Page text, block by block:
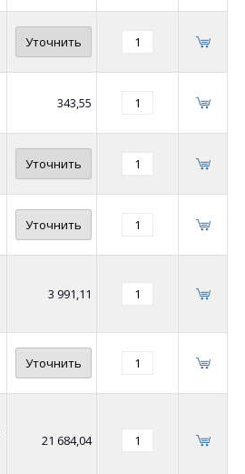
Уточнить
343,55
Уточнить
Уточнить
3 991,11
Уточнить
21 684,04